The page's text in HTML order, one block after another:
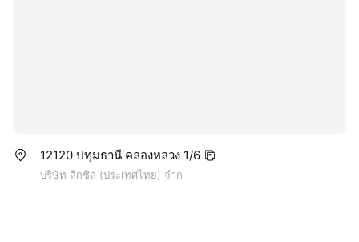
12120 ปทุมธานี คลองหลวง 1/6
บริษัท ลิกซิล (ประเทศไทย) จําก